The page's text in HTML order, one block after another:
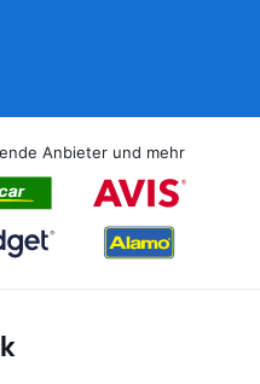
Anbieter und mehr